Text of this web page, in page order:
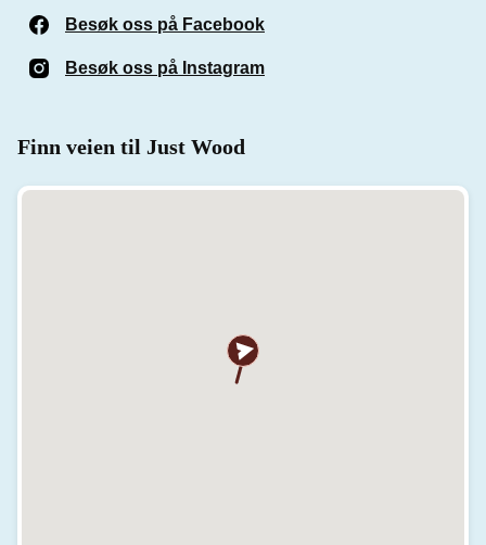
Besøk oss på Facebook
Besøk oss på Instagram
Finn veien til Just Wood